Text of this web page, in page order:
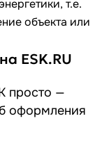
т.е.
объекта или
ESK.RU
просто —
оформления